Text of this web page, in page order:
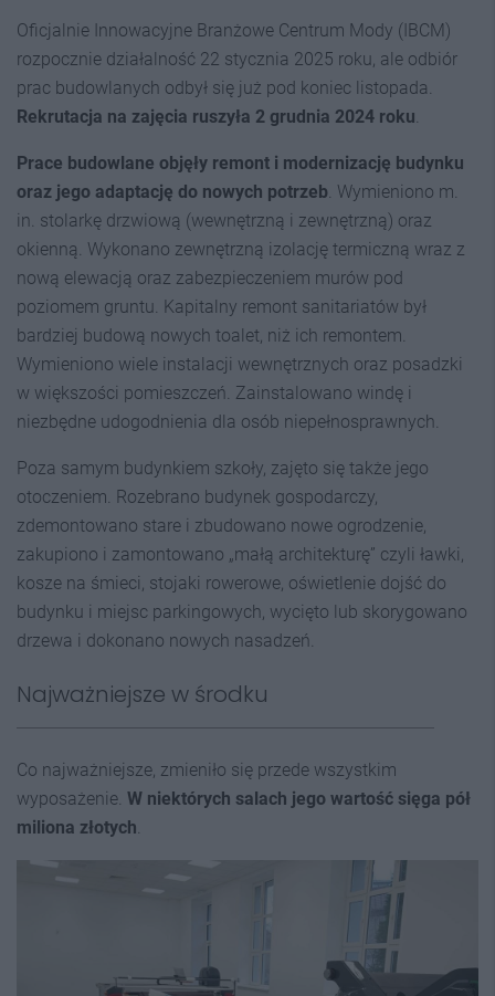
Oficjalnie Innowacyjne Branżowe Centrum Mody (IBCM)
rozpocznie działalność 22 stycznia 2025 roku, ale odbiór
prac budowlanych odbył się już pod koniec listopada.
Rekrutacja na zajęcia ruszyła 2 grudnia 2024 roku
Prace budowlane objęły remont i modernizację budynku
oraz jego adaptację do nowych potrzeb . Wymieniono m.
in. stolarkę drzwiową (wewnętrzną i zewnętrzną) oraz
okienną. Wykonano zewnętrzną izolację termiczną wraz z
nową elewacją oraz zabezpieczeniem murów pod
poziomem gruntu. Kapitalny remont sanitariatów był
bardziej budową nowych toalet, niż ich remontem.
Wymieniono wiele instalacji wewnętrznych oraz posadzki
w większości pomieszczeń. Zainstalowano windę i
niezbędne udogodnienia dla osób niepełnosprawnych.
Poza samym budynkiem szkoły, zajęto się także jego
otoczeniem. Rozebrano budynek gospodarczy,
zdemontowano stare i zbudowano nowe ogrodzenie,
zakupiono i zamontowano „małą architekturę” czyli ławki,
kosze na śmieci, stojaki rowerowe, oświetlenie dojść do
budynku i miejsc parkingowych, wycięto lub skorygowano
drzewa i dokonano nowych nasadzeń.
Najważniejsze w środku
Co najważniejsze, zmieniło się przede wszystkim
wyposażenie. W niektórych salach jego wartość sięga pół
miliona złotych